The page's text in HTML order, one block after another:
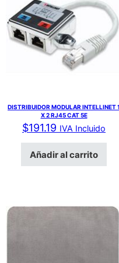
DISTRIBUIDOR MODULAR INTELLINET 1
X 2 RJ45 CAT 5E
$191.19 IVA Incluido
Añadir al carrito